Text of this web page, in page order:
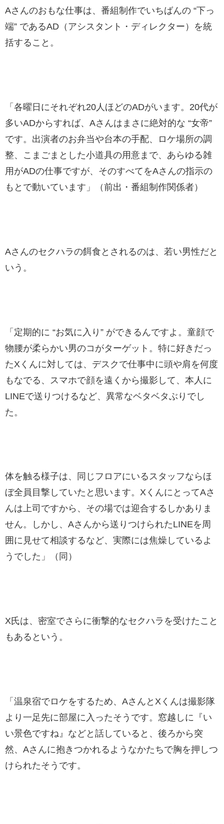
Aさんのおもな仕事は、番組制作でいちばんの “下っ
端” であるAD（アシスタント・ディレクター）を統
括すること。
「各曜日にそれぞれ20人ほどのADがいます。20代が
多いADからすれば、Aさんはまさに絶対的な “女帝”
です。出演者のお弁当や台本の手配、ロケ場所の調
整、こまごまとした小道具の用意まで、あらゆる雑
用がADの仕事ですが、そのすべてをAさんの指示の
もとで動いています」（前出・番組制作関係者）
Aさんのセクハラの餌食とされるのは、若い男性だと
いう。
「定期的に “お気に入り” ができるんですよ。童顔で
物腰が柔らかい男のコがターゲット。特に好きだっ
たXくんに対しては、デスクで仕事中に頭や肩を何度
もなでる、スマホで顔を遠くから撮影して、本人に
LINEで送りつけるなど、異常なベタベタぶりでし
た。
体を触る様子は、同じフロアにいるスタッフならほ
ぼ全員目撃していたと思います。XくんにとってAさ
んは上司ですから、その場では迎合するしかありま
せん。しかし、Aさんから送りつけられたLINEを周
囲に見せて相談するなど、実際には焦燥しているよ
うでした」（同）
X氏は、密室でさらに衝撃的なセクハラを受けたこと
もあるという。
「温泉宿でロケをするため、AさんとXくんは撮影隊
より一足先に部屋に入ったそうです。窓越しに『い
い景色ですね』などと話していると、後ろから突
然、Aさんに抱きつかれるようなかたちで胸を押しつ
けられたそうです。